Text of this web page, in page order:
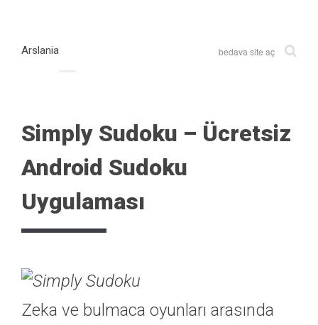
Arslania bedava site aç
Simply Sudoku – Ücretsiz
Android Sudoku
Uygulaması
Zeka ve bulmaca oyunları arasında